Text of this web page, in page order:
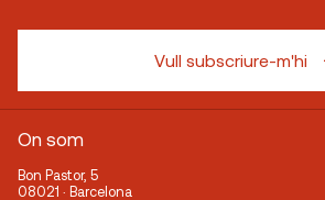
Vull subscriure-m'hi
On som
Bon Pastor, 5
08021 · Barcelona